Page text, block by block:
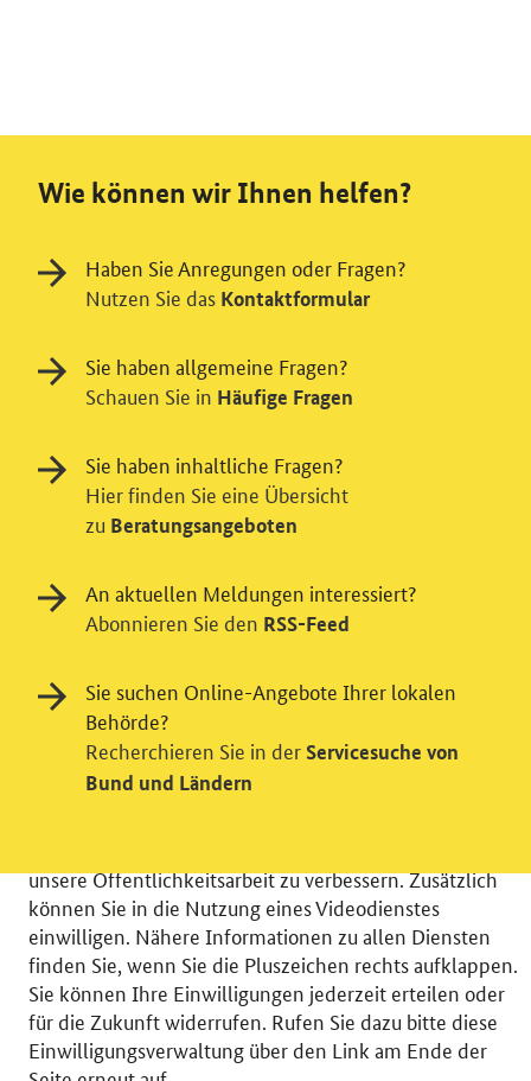
© 2026 Bundesministerium für Wirtschaft und Energie
RSS
Benutzerhinweise
Inhaltsverzeichnis
Impressum
Barrierefreiheit
Datenschutz
Einwilligung in Tracking und / oder
Videodienst
Wir bitten Sie an dieser Stelle um Ihre Einwilligung für
verschiedene Zusatzdienste unserer Webseite: Wir
unsere Öffentlichkeitsarbeit zu verbessern. Zusätzlich
können Sie in die Nutzung eines Videodienstes
einwilligen. Nähere Informationen zu allen Diensten
finden Sie, wenn Sie die Pluszeichen rechts aufklappen.
Sie können Ihre Einwilligungen jederzeit erteilen oder
für die Zukunft widerrufen. Rufen Sie dazu bitte diese
Einwilligungsverwaltung über den Link am Ende der
Wie können wir Ihnen helfen?
Haben Sie Anregungen oder Fragen?
Nutzen Sie das Kontaktformular
Sie haben allgemeine Fragen?
Schauen Sie in Häufige Fragen
Sie haben inhaltliche Fragen?
Hier finden Sie eine Übersicht
zu Beratungsangeboten
An aktuellen Meldungen interessiert?
Abonnieren Sie den RSS-Feed
Sie suchen Online-Angebote Ihrer lokalen
Behörde?
Recherchieren Sie in der Servicesuche von
Bund und Ländern